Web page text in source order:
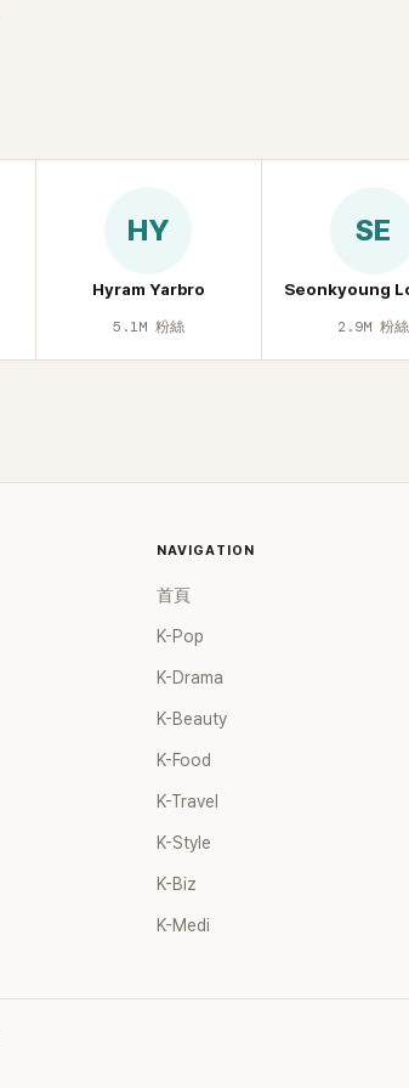
HY
Hyram Yarbro
5.1M 粉絲
SE
Seonkyoung
2.9M 粉絲
NAVIGATION
首頁
K-Pop
K-Drama
K-Beauty
K-Food
K-Travel
K-Style
K-Biz
K-Medi